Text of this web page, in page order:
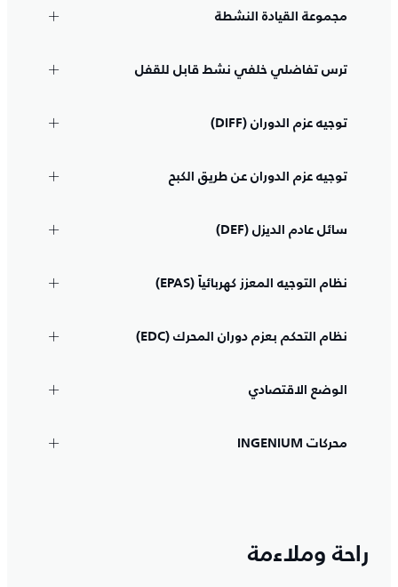
مجموعة القيادة النشطة
ترس تفاضلي خلفي نشط قابل للقفل
توجيه عزم الدوران (DIFF)
توجيه عزم الدوران عن طريق الكبح
سائل عادم الديزل (DEF)
نظام التوجيه المعزز كهربائياً (EPAS)
نظام التحكم بعزم دوران المحرك (EDC)
الوضع الاقتصادي
محركات INGENIUM
راحة وملاءمة